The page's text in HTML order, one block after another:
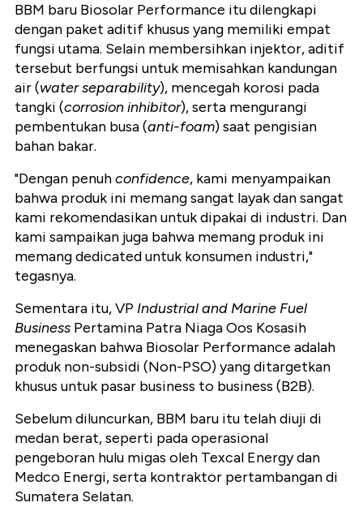
BBM baru Biosolar Performance itu dilengkapi
dengan paket aditif khusus yang memiliki empat
fungsi utama. Selain membersihkan injektor, aditif
tersebut berfungsi untuk memisahkan kandungan
air (water separability), mencegah korosi pada
tangki (corrosion inhibitor), serta mengurangi
pembentukan busa (anti-foam) saat pengisian
bahan bakar.
"Dengan penuhconfidence, kami menyampaikan
bahwa produk ini memang sangat layak dan sangat
kami rekomendasikan untuk dipakai di industri. Dan
kami sampaikan juga bahwa memang produk ini
memang dedicated untuk konsumen industri,"
tegasnya.
Sementara itu, VP Industrial and Marine Fuel
Business Pertamina Patra Niaga Oos Kosasih
menegaskan bahwa Biosolar Performance adalah
produk non-subsidi (Non-PSO) yang ditargetkan
khusus untuk pasar business to business (B2B).
Sebelum diluncurkan, BBM baru itu telah diuji di
medan berat, seperti pada operasional
pengeboran hulu migas oleh Texcal Energy dan
Medco Energi, serta kontraktor pertambangan di
Sumatera Selatan.